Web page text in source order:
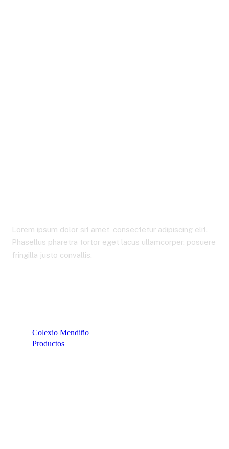
Lorem ipsum dolor sit amet, consectetur adipiscing elit.
Phasellus pharetra tortor eget lacus ullamcorper, posuere
fringilla justo convallis.
Colexio Mendiño
Productos